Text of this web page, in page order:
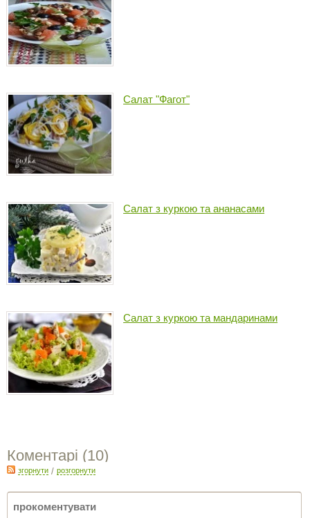
Салат "Фагот"
Салат з куркою та ананасами
Салат з куркою та мандаринами
Коментарі (10)
згорнути / розгорнути